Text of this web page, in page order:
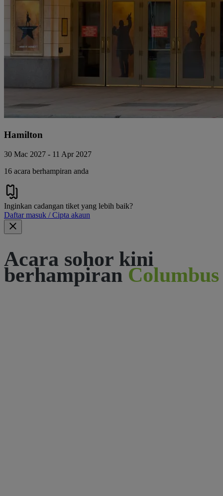
Hamilton
30 Mac 2027 - 11 Apr 2027
16 acara berhampiran anda
Inginkan cadangan tiket yang lebih baik?
Daftar masuk / Cipta akaun
Acara sohor kini
berhampiran Columbus